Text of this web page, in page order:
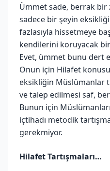
Ümmet sade, berrak bir
sadece bir şeyin
fazlasıyla hissetmeye
kendilerini koruyacak
Evet, ümmet bunu dert
Onun için Hilafet
eksikliğin Müslümanlar
ve talep edilmesi saf,
Bunun için
içtihadı metodik
gerekmiyor.
Hilafet Tartışmaları…